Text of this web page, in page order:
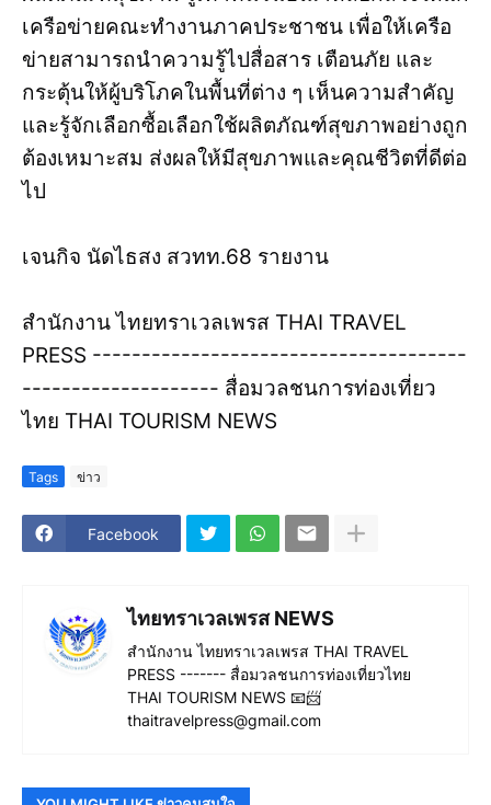
เครือข่ายคณะทำงานภาคประชาชน เพื่อให้เครือ
ข่ายสามารถนำความรู้ไปสื่อสาร เตือนภัย และ
กระตุ้นให้ผู้บริโภคในพื้นที่ต่าง ๆ เห็นความสำคัญ
และรู้จักเลือกซื้อเลือกใช้ผลิตภัณฑ์สุขภาพอย่างถูก
ต้องเหมาะสม ส่งผลให้มีสุขภาพและคุณชีวิตที่ดีต่อ
ไป
เจนกิจ นัดไธสง สวทท.68 รายงาน
สำนักงาน ไทยทราเวลเพรส THAI TRAVEL
PRESS --------------------------------------
-------------------- สื่อมวลชนการท่องเที่ยว
ไทย THAI TOURISM NEWS
Tags ข่าว
Facebook
ไทยทราเวลเพรส NEWS
สำนักงาน ไทยทราเวลเพรส THAI TRAVEL
PRESS ------- สื่อมวลชนการท่องเที่ยวไทย
THAI TOURISM NEWS 📧📨
thaitravelpress@gmail.com